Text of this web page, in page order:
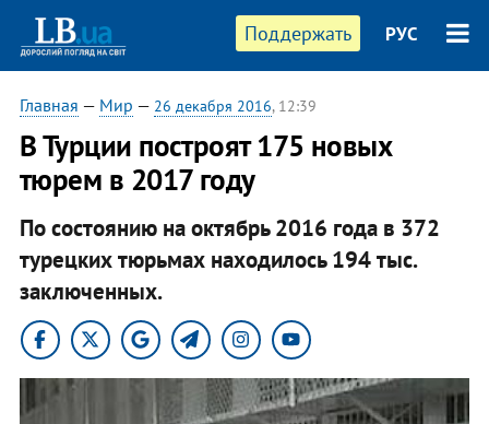
Поддержать РУС
Главная — Мир — 26 декабря 2016, 12:39
В Турции построят 175 новых
тюрем в 2017 году
По состоянию на октябрь 2016 года в 372
турецких тюрьмах находилось 194 тыс.
заключенных.